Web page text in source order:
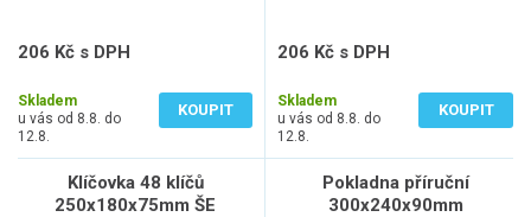
206 Kč s DPH
Skladem
u vás od 8.8. do
12.8.
KOUPIT
206 Kč s DPH
Skladem
u vás od 8.8. do
12.8.
KOUPIT
Klíčovka 48 klíčů
250x180x75mm ŠE
Pokladna příruční
300x240x90mm